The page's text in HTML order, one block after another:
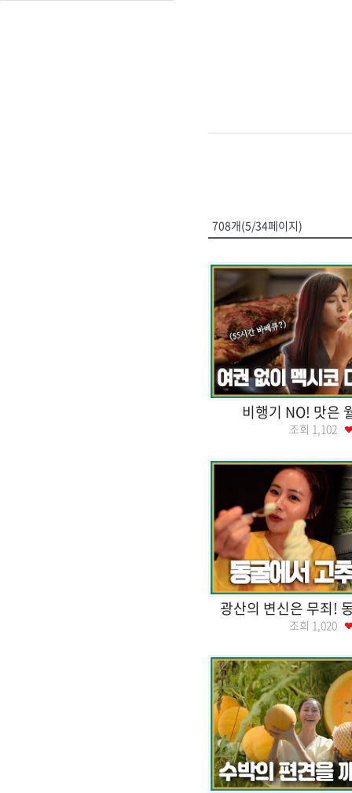
708개(5/34페이지)
비행기 NO! 맛은
조회 1,102
광산의 변신은 무죄!
조회 1,020